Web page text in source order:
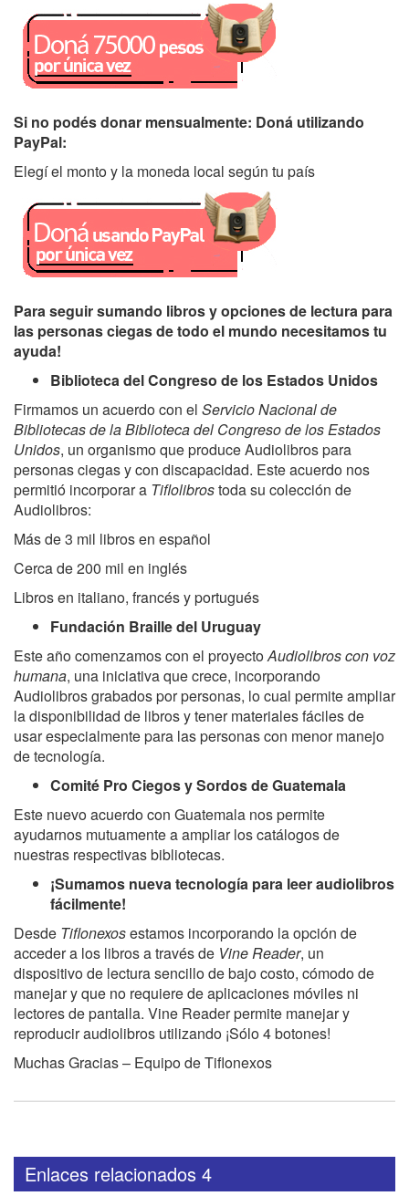
Si no podés donar mensualmente: Doná utilizando
PayPal:
Elegí el monto y la moneda local según tu país
Para seguir sumando libros y opciones de lectura para
las personas ciegas de todo el mundo necesitamos tu
ayuda!
Biblioteca del Congreso de los Estados Unidos
Firmamos un acuerdo con el Servicio Nacional de
Bibliotecas de la Biblioteca del Congreso de los Estados
Unidos, un organismo que produce Audiolibros para
personas ciegas y con discapacidad. Este acuerdo nos
permitió incorporar a Tiflolibrostoda su colección de
Audiolibros:
Más de 3 mil libros en español
Cerca de 200 mil en inglés
Libros en italiano, francés y portugués
Fundación Braille del Uruguay
Este año comenzamos con el proyectoAudiolibros con voz
humana, una iniciativa que crece, incorporando
Audiolibros grabados por personas, lo cual permite ampliar
la disponibilidad de libros y tener materiales fáciles de
usar especialmente para las personas con menor manejo
de tecnología.
Comité Pro Ciegos y Sordos de Guatemala
Este nuevo acuerdo con Guatemala nos permite
ayudarnos mutuamente a ampliar los catálogos de
nuestras respectivas bibliotecas.
¡Sumamos nueva tecnología para leer audiolibros
fácilmente!
Desde Tiflonexosestamos incorporando la opción de
acceder a los libros a través de Vine Reader, un
dispositivo de lectura sencillo de bajo costo, cómodo de
manejar y que no requiere de aplicaciones móviles ni
lectores de pantalla. Vine Reader permite manejar y
reproducir audiolibros utilizando ¡Sólo 4 botones!
Muchas Gracias – Equipo de Tiflonexos
Enlaces relacionados 4